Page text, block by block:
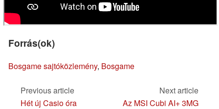
Forrás(ok)
Bosgame sajtóközlemény, Bosgame
Previous article
Hét új Casio óra
Next article
Az MSI Cubi AI+ 3MG